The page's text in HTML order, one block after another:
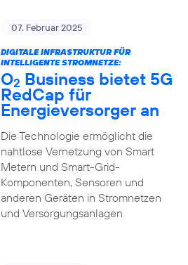
07. Februar 2025
DIGITALE INFRASTRUKTUR FÜR
INTELLIGENTE STROMNETZE:
O2 Business bietet 5G
RedCap für
Energieversorger an
Die Technologie ermöglicht die
nahtlose Vernetzung von Smart
Metern und Smart-Grid-
Komponenten, Sensoren und
anderen Geräten in Stromnetzen
und Versorgungsanlagen